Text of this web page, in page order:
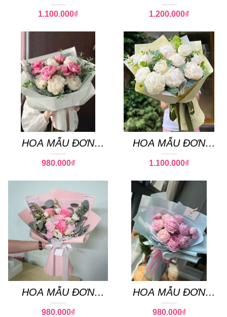
PEONY 03
1.100.000₫
PEONY 21
1.200.000₫
HOA MẪU ĐƠN
PEONY 14
980.000₫
HOA MẪU ĐƠN
PEONY 22
1.100.000₫
HOA MẪU ĐƠN
PEONY 06
980.000₫
HOA MẪU ĐƠN
PEONY 15
980.000₫